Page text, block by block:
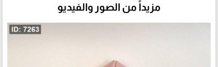
مزيداً من الصور والفيديو